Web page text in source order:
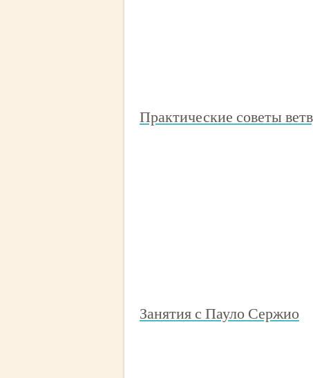
Практические советы
Занятия с Пауло Сержио